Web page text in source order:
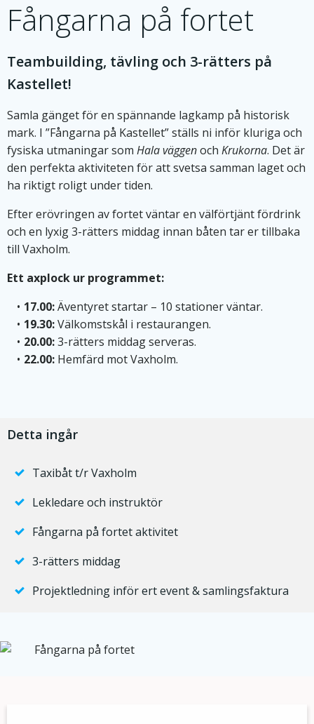
Fångarna på fortet
Teambuilding, tävling och 3-rätters på
Kastellet!
Samla gänget för en spännande lagkamp på historisk
mark. I ”Fångarna på Kastellet” ställs ni inför kluriga och
fysiska utmaningar som Hala väggenoch Krukorna. Det är
den perfekta aktiviteten för att svetsa samman laget och
ha riktigt roligt under tiden.
Efter erövringen av fortet väntar en välförtjänt fördrink
och en lyxig 3-rätters middag innan båten tar er tillbaka
till Vaxholm.
Ett axplock ur programmet:
17.00:Äventyret startar – 10 stationer väntar.
19.30:Välkomstskål i restaurangen.
20.00:3-rätters middag serveras.
22.00:Hemfärd mot Vaxholm.
Detta ingår
Taxibåt t/r Vaxholm
Lekledare och instruktör
Fångarna på fortet aktivitet
3-rätters middag
Projektledning inför ert event & samlingsfaktura